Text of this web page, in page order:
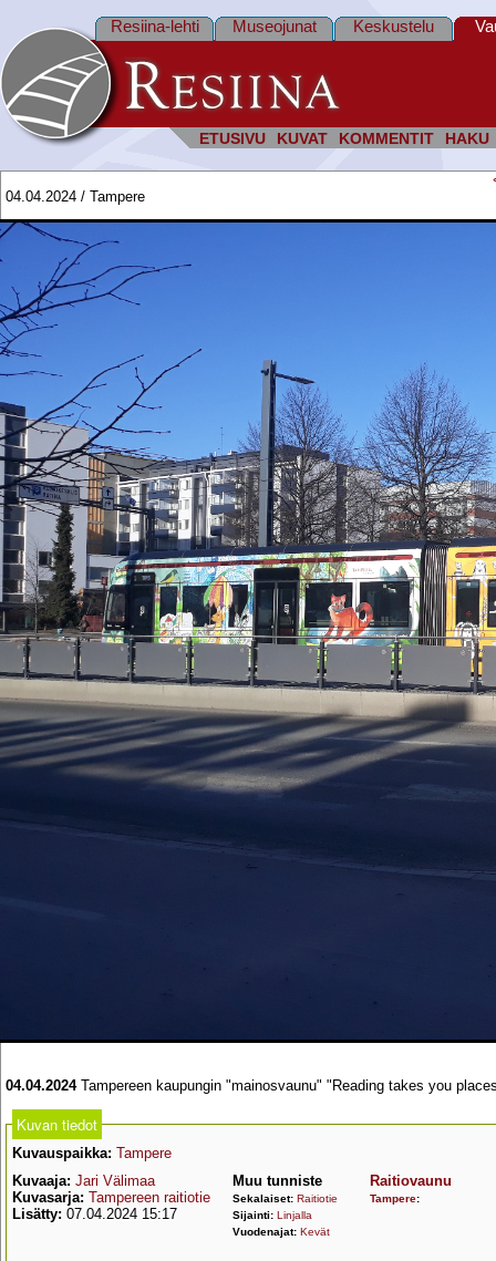
ETUSIVU KUVAT KOMMENTIT HAKU
Resiina-lehti Museojunat Keskustelu
04.04.2024 / Tampere
04.04.2024Tampereen kaupungin "mainosvaunu" "Reading takes you
Kuvan tiedot
Kuvauspaikka: Tampere
Kuvaaja: Jari Välimaa
Kuvasarja: Tampereen raitiotie
Lisätty: 07.04.2024 15:17
Muu tunniste
Sekalaiset: Raitiotie
Sijainti: Linjalla
Vuodenajat: Kevät
Raitiovaunu
Tampere: